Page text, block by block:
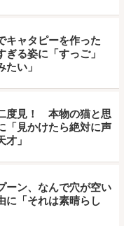
キャタピーを作った
る姿に「すっご」
たい」
度見！ 本物の猫と思
「見かけたら絶対に声
」
ーン、なんで穴が空い
「それは素晴らし